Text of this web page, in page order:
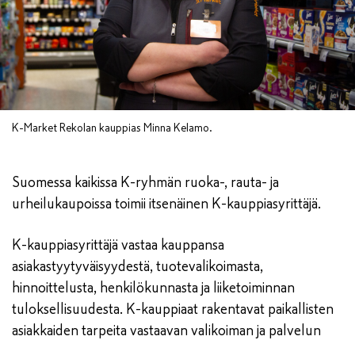
K-Market Rekolan kauppias Minna Kelamo.
Suomessa kaikissa K-ryhmän ruoka-, rauta- ja
urheilukaupoissa toimii itsenäinen K-kauppiasyrittäjä.
K-kauppiasyrittäjä vastaa kauppansa
asiakastyytyväisyydestä, tuotevalikoimasta,
hinnoittelusta, henkilökunnasta ja liiketoiminnan
tuloksellisuudesta. K-kauppiaat rakentavat paikallisten
asiakkaiden tarpeita vastaavan valikoiman ja palvelun